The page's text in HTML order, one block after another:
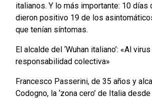
italianos. Y lo más importante: 10
dieron positivo 19 de los
que tenían síntomas.
El alcalde del ‘Wuhan italiano’: «Al
responsabilidad colectiva»
Francesco Passerini, de 35 años y
Codogno, la ‘zona cero’ de Italia